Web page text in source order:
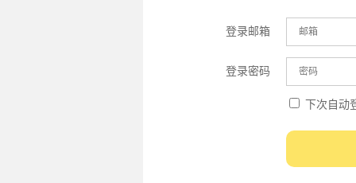
登录邮箱
登录密码
下次自动